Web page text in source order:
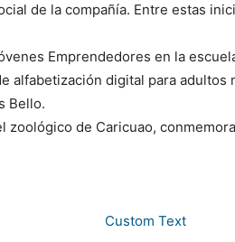
de la compañía. Entre estas
Emprendedores en la
alfabetización digital para adultos
Bello.
zoológico de Caricuao,